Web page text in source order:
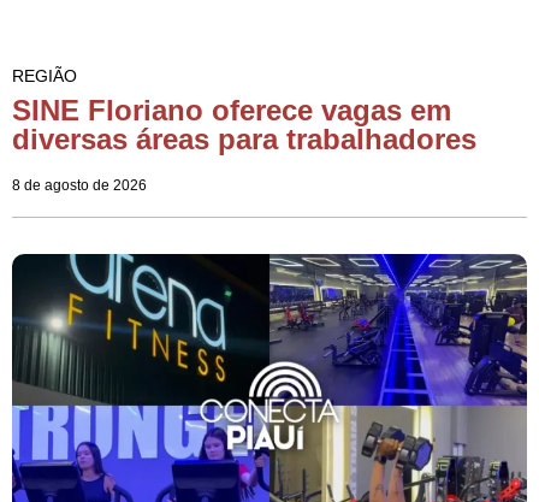
REGIÃO
SINE Floriano oferece vagas em
diversas áreas para trabalhadores
8 de agosto de 2026